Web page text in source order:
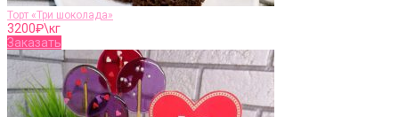
Торт «Три шоколада»
3200₽\кг
Заказать